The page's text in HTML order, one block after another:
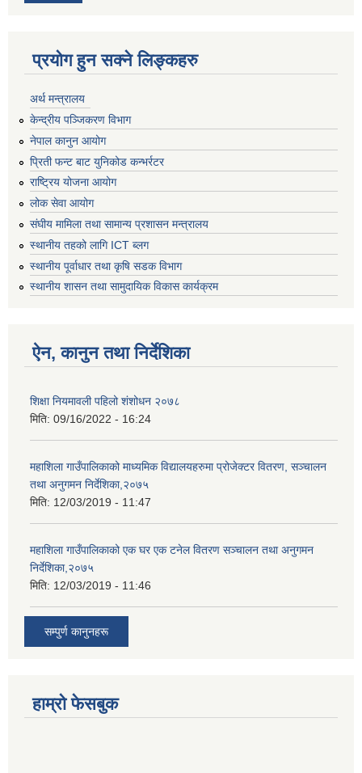
प्रयोग हुन सक्ने लिङ्कहरु
अर्थ मन्त्रालय
केन्द्रीय पञ्जिकरण विभाग
नेपाल कानुन आयोग
प्रिती फन्ट बाट युनिकोड कन्भर्रटर
राष्ट्रिय योजना आयोग
लोक सेवा आयोग
संघीय मामिला तथा सामान्य प्रशासन मन्त्रालय
स्थानीय तहको लागि ICT ब्लग
स्थानीय पूर्वाधार तथा कृषि सडक विभाग
स्थानीय शासन तथा सामुदायिक विकास कार्यक्रम
ऐन, कानुन तथा निर्देशिका
शिक्षा नियमावली पहिलो शंशोधन २०७८
मिति: 09/16/2022 - 16:24
महाशिला गाउँपालिकाको माध्यमिक विद्यालयहरुमा प्रोजेक्टर वितरण, सञ्चालन
तथा अनुगमन निर्देशिका,२०७५
मिति: 12/03/2019 - 11:47
महाशिला गाउँपालिकाको एक घर एक टनेल वितरण सञ्चालन तथा अनुगमन
निर्देशिका,२०७५
मिति: 12/03/2019 - 11:46
सम्पुर्ण कानुनहरू
हाम्रो फेसबुक